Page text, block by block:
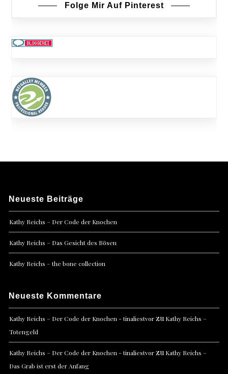
Folge Mir Auf Pinterest
Neueste Beiträge
Kathy Reichs – Der Code der Knochen
Kathy Reichs – Das Gesicht des Bösen
Kathy Reichs – the bone collection
Neueste Kommentare
Kathy Reichs – Der Code der Knochen - tinaliestvorzu Kathy Reichs –
Totengeld
Kathy Reichs – Der Code der Knochen - tinaliestvorzu Kathy Reichs –
Das Grab ist erst der Anfang